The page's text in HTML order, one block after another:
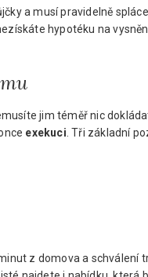
a musí pravidelně
hypotéku na
jim téměř nic
exekuci. Tři základní
z domova a schválení